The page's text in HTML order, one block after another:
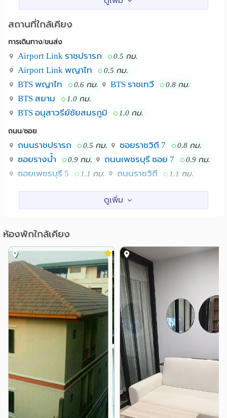
- ใกล้บีทีเอสราชเทวี พญาไท เดินเพียง 10 นาที
สอบถามโทร 026534979
ไลน์ @tenstarshotel
โรงพยาบาลราชวิถี อนุเสาวรีย์ บีทีเอสพญาไท บีทีเอส
ราชเทวี
สถานที่ใกล้เคียง
การเดินทาง/ขนส่ง
Airport Link ราชปรารภ 0.5 กม.
Airport Link พญาไท 0.5 กม.
BTS พญาไท 0.6 กม. BTS ราชเทวี 0.8 กม.
BTS สยาม 1.0 กม.
BTS อนุสาวรีย์ชัยสมรภูมิ 1.0 กม.
ถนน/ซอย
ถนนราชปรารถ 0.5 กม. ซอยราชวิถี 7 0.8 กม.
ซอยรางน้ำ 0.9 กม. ถนนเพชรบุรี ซอย 7 0.9 กม.
ซอยเพชรบุรี 5 1.1 กม. ถนนราชวิถี 1.1 กม.
สถานศึกษา
วิทยาลัยพยาบาลบรมราชชนนี กรุงเทพ
คณะเวชศาสตร์เขตร้อน มหาวิทยาลัยมหิดล
สถาบันเทคโนโลยีช่างกลปทุมวัน 1.5 กม.
ม.ทักษิณ ศูนย์สามเสนใน 1.5 กม.
รร.เตรียมอุดมศึกษา 1.7 กม.
แหล่งช๊อปปิ้ง
ตลาดประตูน้ำ 0.3 กม.
เดอะ แพลทินัม แฟชั่น มอลล์ 0.4 กม.
คิง เพาเวอร์ รางน้ำ 0.7 กม.
สยามพารากอน 0.8 กม. เซ็นทรัลเวิลด์
เซ็นจูรี่ อนุสาวรีย์ชัย 0.9 กม.
โรงพยาบาล
รพ.พญาไท 1 0.3 กม. รพ. พญาไท 1
รพ.สถาบันโรคไตภูมิราชนครินทร์ 0.8 กม.
ห้องพักใกล้เคียง